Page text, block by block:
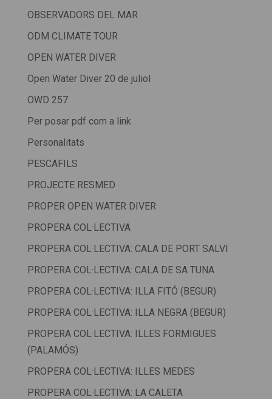
OBSERVADORS DEL MAR
ODM CLIMATE TOUR
OPEN WATER DIVER
Open Water Diver 20 de juliol
OWD 257
Per posar pdf com a link
Personalitats
PESCAFILS
PROJECTE RESMED
PROPER OPEN WATER DIVER
PROPERA COL·LECTIVA
PROPERA COL·LECTIVA: CALA DE PORT SALVI
PROPERA COL·LECTIVA: CALA DE SA TUNA
PROPERA COL·LECTIVA: ILLA FITÓ (BEGUR)
PROPERA COL·LECTIVA: ILLA NEGRA (BEGUR)
PROPERA COL·LECTIVA: ILLES FORMIGUES
(PALAMÓS)
PROPERA COL·LECTIVA: ILLES MEDES
PROPERA COL·LECTIVA: LA CALETA